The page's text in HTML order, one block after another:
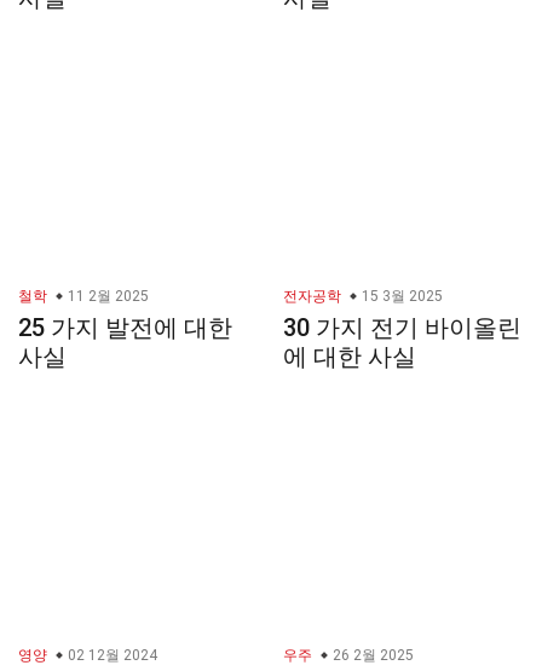
철학 11 2월 2025
25 가지 발전에 대한
사실
전자공학 15 3월 2025
30 가지 전기 바이올린
에 대한 사실
영양 02 12월 2024 우주 26 2월 2025